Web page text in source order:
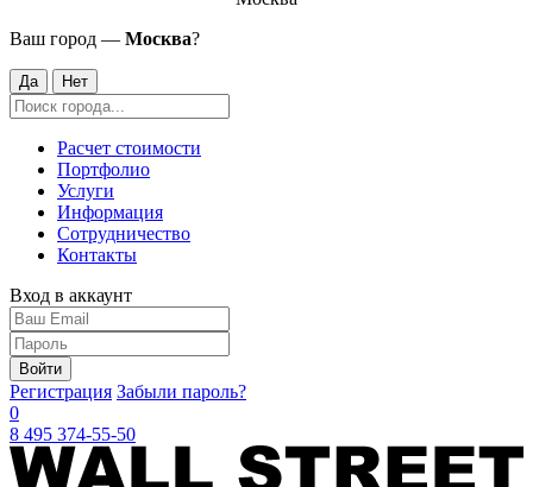
Ваш город — Москва?
Да Нет
Расчет стоимости
Портфолио
Услуги
Информация
Сотрудничество
Контакты
Вход в аккаунт
Войти
Регистрация Забыли пароль?
0
8 495 374-55-50